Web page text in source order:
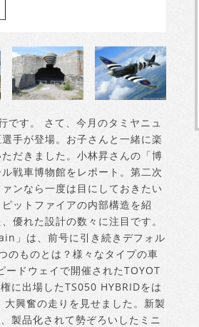
です。 さて、今月のタミヤニュ
手が登場。お子さんと一緒に楽
だきました。小林昇さんの「博
戦車博物館をレポート。第二次
ンなら一度は目にしておきたい
ットファイアの内部構造を紹
優れた設計の数々に注目です。
」は、前号に引き続きデフォル
のものとは？様々なタイプの車
ドウェイで開催されたTOYOT
に出場したTS050 HYBRIDをは
興奮の走りを見せました。新製
製品化されて勢ぞろいしたミニ